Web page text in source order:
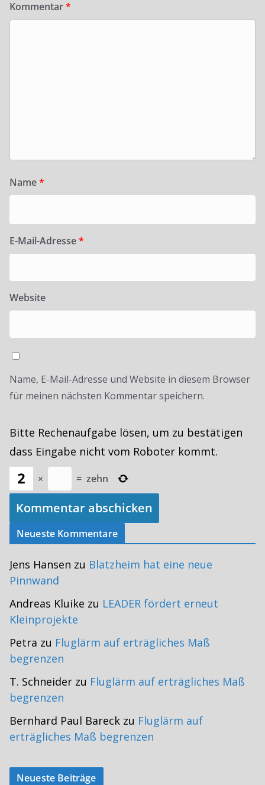
Kommentar*
Name*
E-Mail-Adresse*
Website
Name, E-Mail-Adresse und Website in diesem Browser
für meinen nächsten Kommentar speichern.
Bitte Rechenaufgabe lösen, um zu bestätigen
dass Eingabe nicht vom Roboter kommt.
× = zehn
Neueste Kommentare
Jens Hansen zu Blatzheim hat eine neue
Pinnwand
Andreas Kluike zu LEADER fördert erneut
Kleinprojekte
Petra zu Fluglärm auf erträgliches Maß
begrenzen
T. Schneider zu Fluglärm auf erträgliches Maß
begrenzen
Bernhard Paul Bareck zu Fluglärm auf
erträgliches Maß begrenzen
Neueste Beiträge